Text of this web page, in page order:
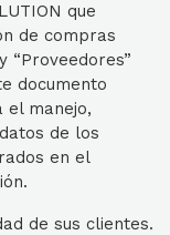
que
de compras
“Proveedores”
documento
manejo,
de los
en el
de sus clientes.